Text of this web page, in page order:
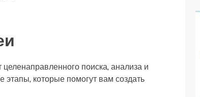
поиска‚ анализа и
которые помогут вам создать